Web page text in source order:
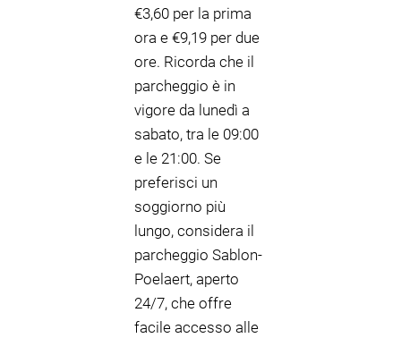
€3,60 per la prima
ora e €9,19 per due
ore. Ricorda che il
parcheggio è in
vigore da lunedì a
sabato, tra le 09:00
e le 21:00. Se
preferisci un
soggiorno più
lungo, considera il
parcheggio Sablon-
Poelaert, aperto
24/7, che offre
facile accesso alle